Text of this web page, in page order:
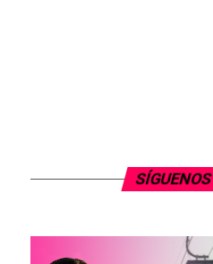
SÍGUENOS